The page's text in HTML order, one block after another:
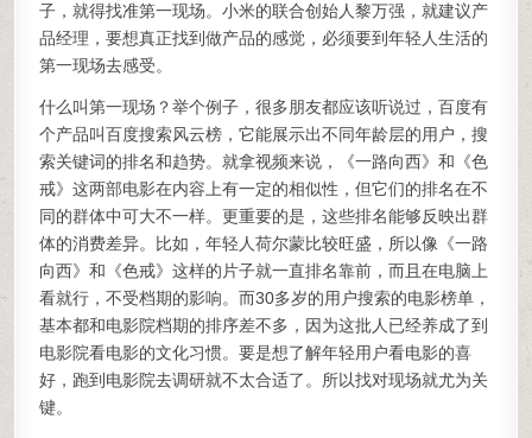
子，就得找准第一现场。小米的联合创始人黎万强，就建议产
品经理，要想真正找到做产品的感觉，必须要到年轻人生活的
第一现场去感受。
什么叫第一现场？举个例子，很多朋友都应该听说过，百度有
个产品叫百度搜索风云榜，它能展示出不同年龄层的用户，搜
索关键词的排名和趋势。就拿视频来说，《一路向西》和《色
戒》这两部电影在内容上有一定的相似性，但它们的排名在不
同的群体中可大不一样。更重要的是，这些排名能够反映出群
体的消费差异。比如，年轻人荷尔蒙比较旺盛，所以像《一路
向西》和《色戒》这样的片子就一直排名靠前，而且在电脑上
看就行，不受档期的影响。而30多岁的用户搜索的电影榜单，
基本都和电影院档期的排序差不多，因为这批人已经养成了到
电影院看电影的文化习惯。要是想了解年轻用户看电影的喜
好，跑到电影院去调研就不太合适了。所以找对现场就尤为关
键。